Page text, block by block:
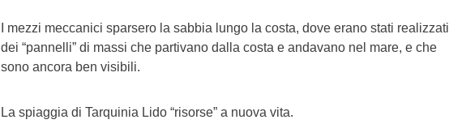
I mezzi meccanici sparsero la sabbia lungo la costa, dove erano stati realizzati
dei “pannelli” di massi che partivano dalla costa e andavano nel mare, e che
sono ancora ben visibili.
La spiaggia di Tarquinia Lido “risorse” a nuova vita.